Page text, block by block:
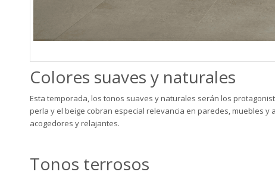
Colores suaves y naturales
Esta temporada, los tonos suaves y naturales serán los
perla y el beige cobran especial relevancia en paredes, muebles
acogedores y relajantes.
Tonos terrosos